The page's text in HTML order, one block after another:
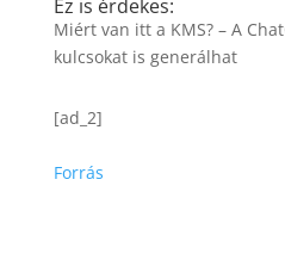
Ez is érdekes:
Miért van itt a KMS? – A
kulcsokat is generálhat
[ad_2]
Forrás